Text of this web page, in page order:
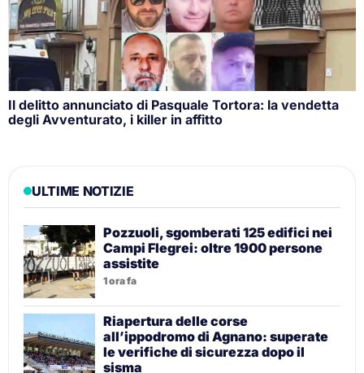
Il delitto annunciato di Pasquale Tortora: la vendetta
degli Avventurato, i killer in affitto
ULTIME NOTIZIE
Pozzuoli, sgomberati 125 edifici nei
Campi Flegrei: oltre 1900 persone
assistite
1 ora fa
Riapertura delle corse
all’ippodromo di Agnano: superate
le verifiche di sicurezza dopo il
sisma